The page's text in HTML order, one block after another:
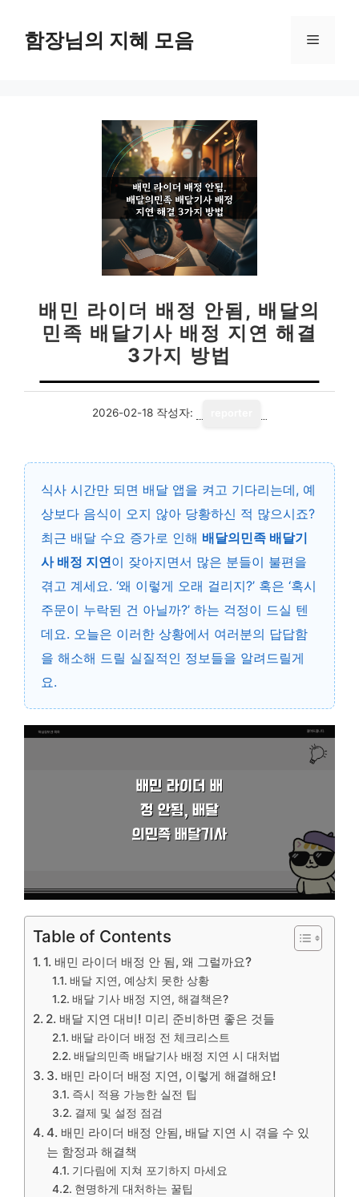
함장님의 지혜 모음 메
배민 라이더 배정 안됨, 배달의
민족 배달기사 배정 지연 해결
3가지 방법
2026-02-18 작성자:
식사 시간만 되면 배달 앱을 켜고 기다리는데, 예
상보다 음식이 오지 않아 당황하신 적 많으시죠?
최근 배달 수요 증가로 인해 배달의민족 배달기
사 배정 지연이 잦아지면서 많은 분들이 불편을
겪고 계세요. ‘왜 이렇게 오래 걸리지?’ 혹은 ‘혹시
주문이 누락된 건 아닐까?’ 하는 걱정이 드실 텐
데요. 오늘은 이러한 상황에서 여러분의 답답함
을 해소해 드릴 실질적인 정보들을 알려드릴게
요.
Table of Contents
1. 배민 라이더 배정 안 됨, 왜 그럴까요?
배달 지연, 예상치 못한 상황
배달 기사 배정 지연, 해결책은?
2. 배달 지연 대비! 미리 준비하면 좋은 것들
배달 라이더 배정 전 체크리스트
배달의민족 배달기사 배정 지연 시 대처법
3. 배민 라이더 배정 지연, 이렇게 해결해요!
즉시 적용 가능한 실전 팁
결제 및 설정 점검
4. 배민 라이더 배정 안됨, 배달 지연 시 겪을 수 있
는 함정과 해결책
기다림에 지쳐 포기하지 마세요
현명하게 대처하는 꿀팁